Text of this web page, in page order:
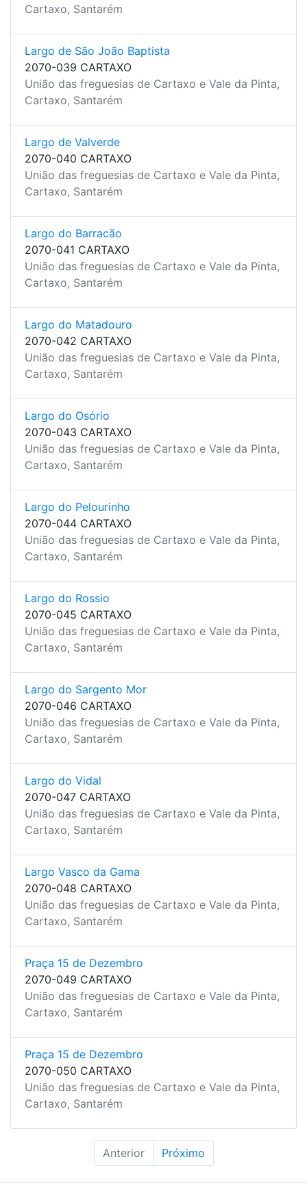
Cartaxo, Santarém
Largo de São João Baptista
2070-039 CARTAXO
União das freguesias de Cartaxo e Vale da Pinta,
Cartaxo, Santarém
Largo de Valverde
2070-040 CARTAXO
União das freguesias de Cartaxo e Vale da Pinta,
Cartaxo, Santarém
Largo do Barracão
2070-041 CARTAXO
União das freguesias de Cartaxo e Vale da Pinta,
Cartaxo, Santarém
Largo do Matadouro
2070-042 CARTAXO
União das freguesias de Cartaxo e Vale da Pinta,
Cartaxo, Santarém
Largo do Osório
2070-043 CARTAXO
União das freguesias de Cartaxo e Vale da Pinta,
Cartaxo, Santarém
Largo do Pelourinho
2070-044 CARTAXO
União das freguesias de Cartaxo e Vale da Pinta,
Cartaxo, Santarém
Largo do Rossio
2070-045 CARTAXO
União das freguesias de Cartaxo e Vale da Pinta,
Cartaxo, Santarém
Largo do Sargento Mor
2070-046 CARTAXO
União das freguesias de Cartaxo e Vale da Pinta,
Cartaxo, Santarém
Largo do Vidal
2070-047 CARTAXO
União das freguesias de Cartaxo e Vale da Pinta,
Cartaxo, Santarém
Largo Vasco da Gama
2070-048 CARTAXO
União das freguesias de Cartaxo e Vale da Pinta,
Cartaxo, Santarém
Praça 15 de Dezembro
2070-049 CARTAXO
União das freguesias de Cartaxo e Vale da Pinta,
Cartaxo, Santarém
Praça 15 de Dezembro
2070-050 CARTAXO
União das freguesias de Cartaxo e Vale da Pinta,
Cartaxo, Santarém
Anterior Próximo